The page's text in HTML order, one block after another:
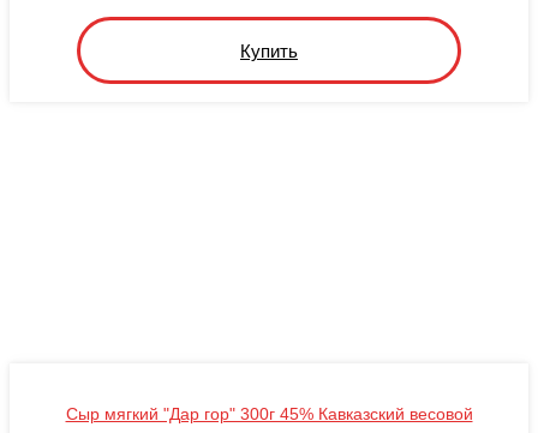
Купить
Сыр мягкий "Дар гор" 300г 45% Кавказский весовой